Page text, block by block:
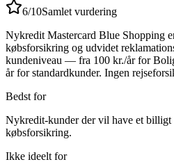
6/10Samlet vurdering
Nykredit Mastercard Blue Shopping
købsforsikring og udvidet
kundeniveau — fra 100 kr./år for
år for standardkunder. Ingen
Bedst for
Nykredit-kunder der vil have et billigt
købsforsikring.
Ikke ideelt for